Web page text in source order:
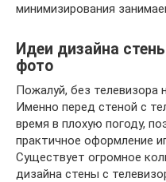
минимизирования
Идеи дизайна
фото
Пожалуй, без телевизора
Именно перед стеной с
время в плохую погоду,
практичное оформление
Существует огромное
дизайна стены с